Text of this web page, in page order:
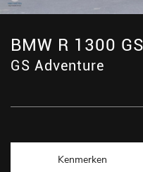
BMW R 1300
GS Adventure
Kenmerken